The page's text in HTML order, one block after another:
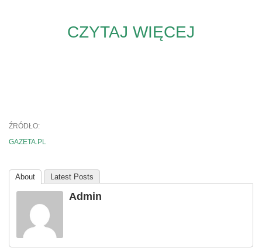
CZYTAJ WIĘCEJ
ŹRÓDŁO:
GAZETA.PL
About Latest Posts
Admin